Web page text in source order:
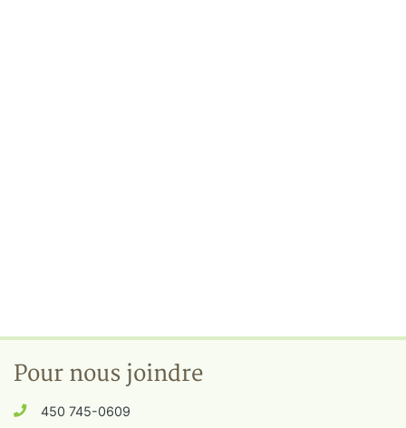
Pour nous joindre
450 745-0609